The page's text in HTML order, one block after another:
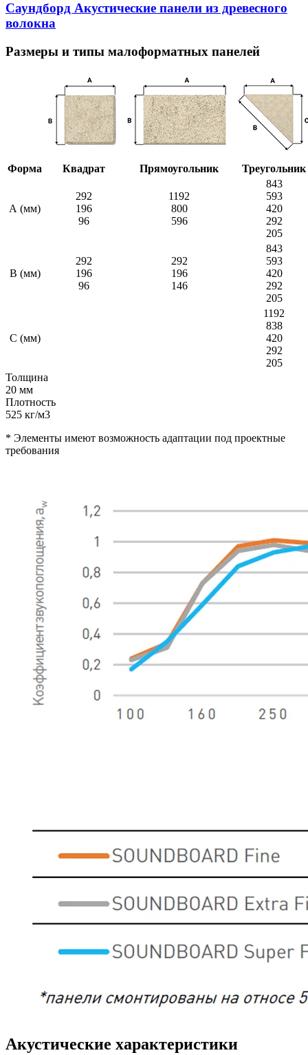
Саундборд Акустические панели из древесного
волокна
Размеры и типы малоформатных панелей
Форма Квадрат Прямоугольник Треугольник
А (мм)
292
196
96
1192
800
596
843
593
420
292
205
B (мм)
292
196
96
292
196
146
843
593
420
292
205
C (мм)
1192
838
420
292
205
Толщина
20 мм
Плотность
525 кг/м3
* Элементы имеют возможность адаптации под проектные
требования
Акустические характеристики